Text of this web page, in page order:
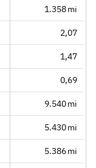
1.358 mi
2,07
1,47
0,69
9.540 mi
5.430 mi
5.386 mi